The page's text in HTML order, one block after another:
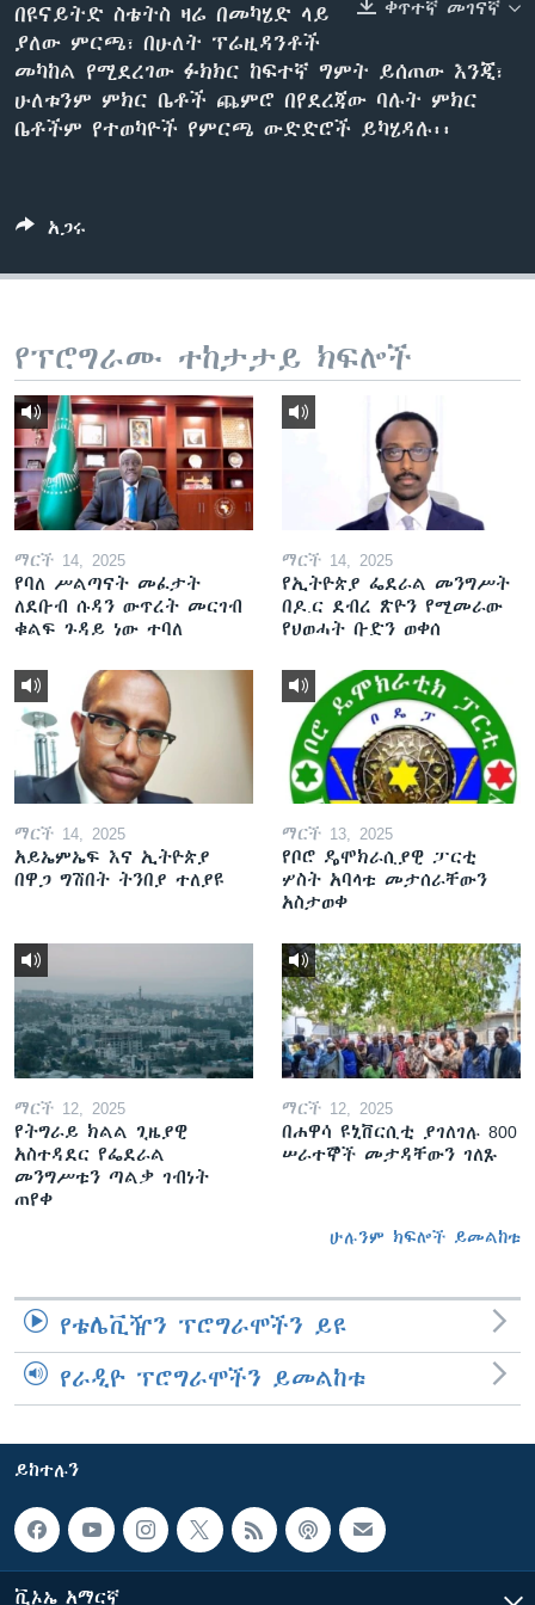
ቋንቋዎች
ቀጥተኛ መገናኛ
በዩናይትድ ስቴትስ ዛሬ በመካሄድ ላይ
ያለው ምርጫ፣ በሁለት ፕሬዚዳንቶች
መካከል የሚደረገው ፉክክር ከፍተኛ ግምት ይሰጠው እንጂ፣
ሁለቱንም ምክር ቤቶች ጨምሮ በየደረጃው ባሉት ምክር
ቤቶችም የተወካዮች የምርጫ ውድድሮች ይካሄዳሉ፡፡
አጋሩ
የፕሮግራሙ ተከታታይ ክፍሎች
ማርች 14, 2025
የባለ ሥልጣናት መፈታት
ለደቡብ ሱዳን ውጥረት መርገብ
ቁልፍ ጉዳይ ነው ተባለ
ማርች 14, 2025
የኢትዮጵያ ፌደራል መንግሥት
በዶ.ር ደብረ ጽዮን የሚመራው
የህወሓት ቡድን ወቀሰ
ማርች 14, 2025
አይኤምኤፍ እና ኢትዮጵያ
በዋጋ ግሽበት ትንበያ ተለያዩ
ማርች 13, 2025
የቦሮ ዴሞክራሲያዊ ፓርቲ
ሦስት አባላቱ መታሰራቸውን
አስታወቀ
ማርች 12, 2025
የትግራይ ክልል ጊዜያዊ
አስተዳደር የፌደራል
መንግሥቱን ጣልቃ ገብነት
ጠየቀ
ማርች 12, 2025
በሐዋሳ ዩኒቨርሲቲ ያገለገሉ 800
ሠራተኞች መታዳቸውን ገለጹ
ሁሉንም ክፍሎች ይመልከቱ
የቴሌቪዥን ፕሮግራሞችን ይዩ
የራዲዮ ፕሮግራሞችን ይመልከቱ
ይከተሉን
ቪኦኤ አማርኛ